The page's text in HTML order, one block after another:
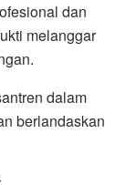
dan
melanggar
dalam
berlandaskan